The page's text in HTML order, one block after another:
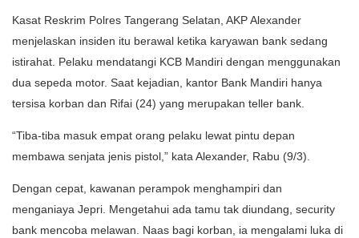
Kasat Reskrim Polres Tangerang Selatan, AKP Alexander
menjelaskan insiden itu berawal ketika karyawan bank sedang
istirahat. Pelaku mendatangi KCB Mandiri dengan menggunakan
dua sepeda motor. Saat kejadian, kantor Bank Mandiri hanya
tersisa korban dan Rifai (24) yang merupakan teller bank.
“Tiba-tiba masuk empat orang pelaku lewat pintu depan
membawa senjata jenis pistol,” kata Alexander, Rabu (9/3).
Dengan cepat, kawanan perampok menghampiri dan
menganiaya Jepri. Mengetahui ada tamu tak diundang, security
bank mencoba melawan. Naas bagi korban, ia mengalami luka di